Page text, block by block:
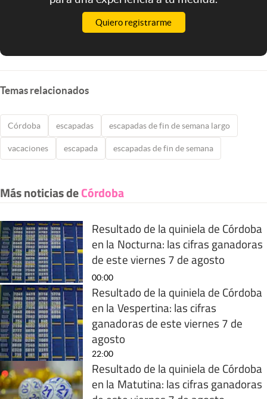
Quiero registrarme
Temas relacionados
Córdoba escapadas escapadas de fin de semana largo
vacaciones escapada escapadas de fin de semana
Más noticias deCórdoba
Resultado de la quiniela de Córdoba
en la Nocturna: las cifras ganadoras
de este viernes 7 de agosto
00:00
Resultado de la quiniela de Córdoba
en la Vespertina: las cifras
ganadoras de este viernes 7 de
agosto
22:00
Resultado de la quiniela de Córdoba
en la Matutina: las cifras ganadoras